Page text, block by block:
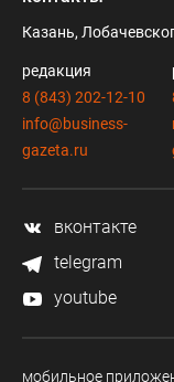
Казань,
редакция
8 (843) 202-12-10
info@business-
gazeta.ru
вконтакте
telegram
youtube
мобильное